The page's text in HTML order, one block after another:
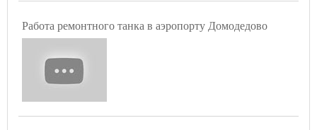
Работа ремонтного танка в аэропорту Домодедово